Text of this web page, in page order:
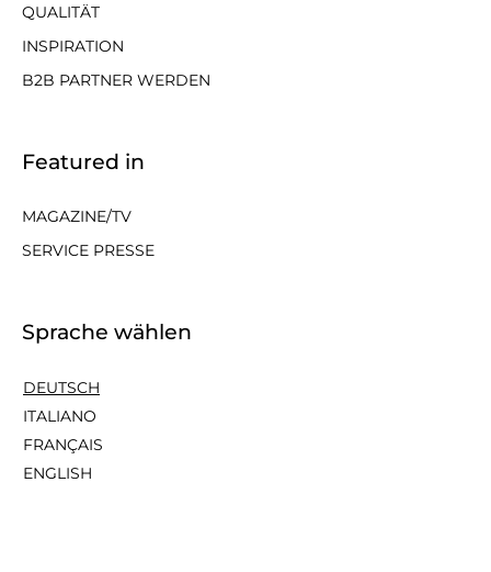
QUALITÄT
INSPIRATION
B2B PARTNER WERDEN
Featured in
MAGAZINE/TV
SERVICE PRESSE
Sprache wählen
DEUTSCH
ITALIANO
FRANÇAIS
ENGLISH